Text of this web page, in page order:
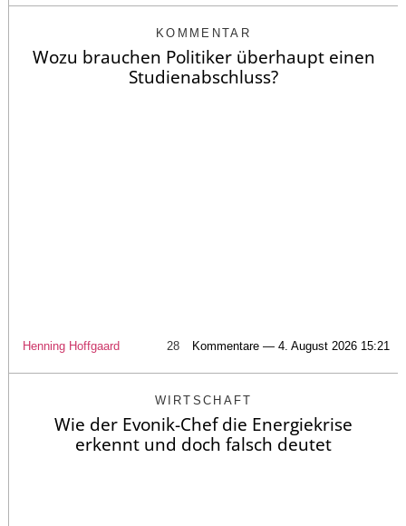
KOMMENTAR
Wozu brauchen Politiker überhaupt einen
Studienabschluss?
Henning Hoffgaard 28 Kommentare — 4. August 2026 15:21
WIRTSCHAFT
Wie der Evonik-Chef die Energiekrise
erkennt und doch falsch deutet